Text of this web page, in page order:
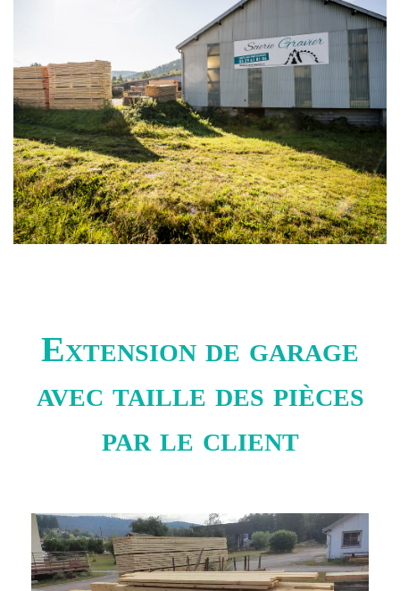
Extension de garage
avec taille des pièces
par le client